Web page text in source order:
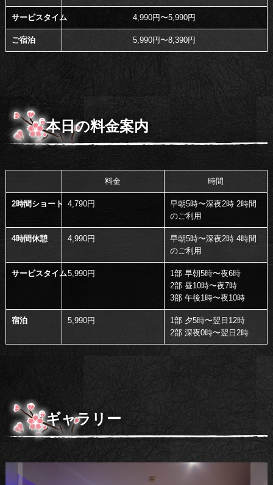
サービスタイム 4,990円〜5,990円
ご宿泊 5,990円〜8,390円
本日の料金案内
料金 時間
2時間ショート 4,790円
早朝5時〜深夜2時 2時間
のご利用
4時間休憩 4,990円
早朝5時〜深夜2時 4時間
のご利用
サービスタイム5,990円
1部 早朝5時〜夜6時
2部 昼10時〜夜7時
3部 午後1時〜夜10時
宿泊 5,990円
1部 夕5時〜翌日12時
2部 深夜0時〜翌日2時
ギャラリー